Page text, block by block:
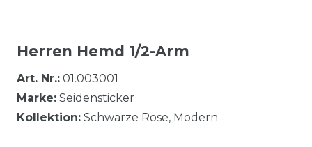
Herren Hemd 1/2-Arm
Art. Nr.: 01.003001
Marke: Seidensticker
Kollektion: Schwarze Rose, Modern